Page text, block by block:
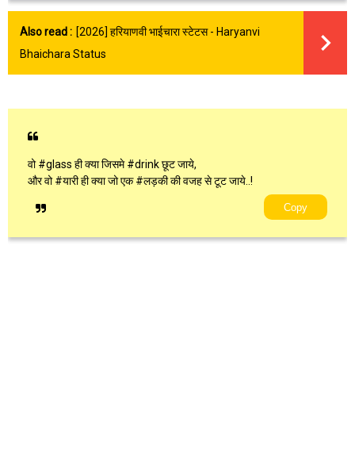
Also read : [2026] हरियाणवी भाईचारा स्टेटस - Haryanvi
Bhaichara Status
वो #glass ही क्या जिसमे #drink छूट जाये,
और वो #यारी ही क्या जो एक #लड़की की वजह से टूट जाये..!
Copy